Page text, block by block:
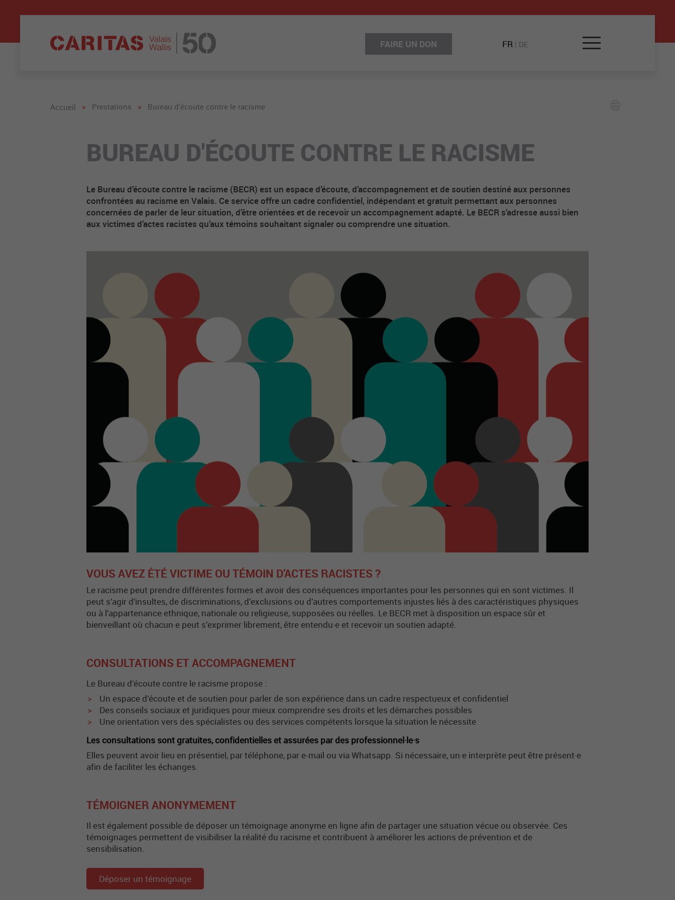
FR | DE
FAIRE UN DON
Accueil > Prestations > Bureau d'écoute contre le racisme
BUREAU D'ÉCOUTE CONTRE LE RACISME
Le Bureau d’écoute contre le racisme (BECR) est un espace d’écoute, d’accompagnement et de soutien destiné aux personnes
confrontées au racisme en Valais. Ce service offre un cadre confidentiel, indépendant et gratuit permettant aux personnes
concernées de parler de leur situation, d’être orientées et de recevoir un accompagnement adapté. Le BECR s’adresse aussi bien
aux victimes d’actes racistes qu’aux témoins souhaitant signaler ou comprendre une situation.
VOUS AVEZ ÉTÉ VICTIME OU TÉMOIN D’ACTES RACISTES ?
Le racisme peut prendre différentes formes et avoir des conséquences importantes pour les personnes qui en sont victimes. Il
peut s’agir d’insultes, de discriminations, d’exclusions ou d’autres comportements injustes liés à des caractéristiques physiques
ou à l’appartenance ethnique, nationale ou religieuse, supposées ou réelles. Le BECR met à disposition un espace sûr et
bienveillant où chacun·e peut s’exprimer librement, être entendu·e et recevoir un soutien adapté.
CONSULTATIONS ET ACCOMPAGNEMENT
Le Bureau d’écoute contre le racisme propose :
Un espace d’écoute et de soutien pour parler de son expérience dans un cadre respectueux et confidentiel
Des conseils sociaux et juridiques pour mieux comprendre ses droits et les démarches possibles
Une orientation vers des spécialistes ou des services compétents lorsque la situation le nécessite
Les consultations sont gratuites, confidentielles et assurées par des professionnel·le·s
Elles peuvent avoir lieu en présentiel, par téléphone, par e-mail ou via Whatsapp. Si nécessaire, un·e interprète peut être présent·e
afin de faciliter les échanges.
TÉMOIGNER ANONYMEMENT
Il est également possible de déposer un témoignage anonyme en ligne afin de partager une situation vécue ou observée. Ces
témoignages permettent de visibiliser la réalité du racisme et contribuent à améliorer les actions de prévention et de
sensibilisation.
Déposer un témoignage